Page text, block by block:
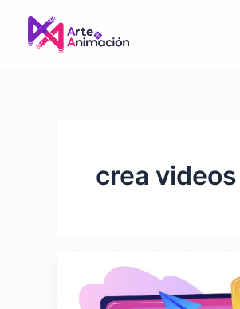
contenido
crea videos
educativos